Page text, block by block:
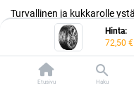
Hinta:
72,50 €
Etusivu Haku
Turvallinen ja kukkarolle
vastuksen ansiosta ajat
Continental.
4050496004521
Tällä tuotteella ei ole